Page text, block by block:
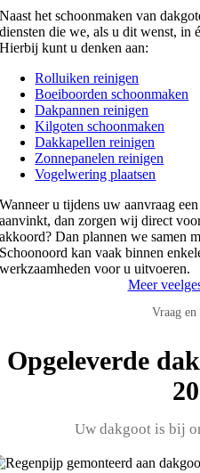
Naast het schoonmaken van
diensten die we, als u dit wenst, in
Hierbij kunt u denken aan:
Rolluiken reinigen
Boeiboorden schoonmaken
Dakpannen reinigen
Kilgoten schoonmaken
Dakkapellen reinigen
Zonnepanelen reinigen
Vogelwering plaatsen
Wanneer u tijdens uw aanvraag
aanvinkt, dan zorgen wij direct
akkoord? Dan plannen we samen
Schoonoord kan vaak binnen
werkzaamheden voor u uitvoeren.
Meer
Vraag
Opgeleverde
Uw dakgoot is bij